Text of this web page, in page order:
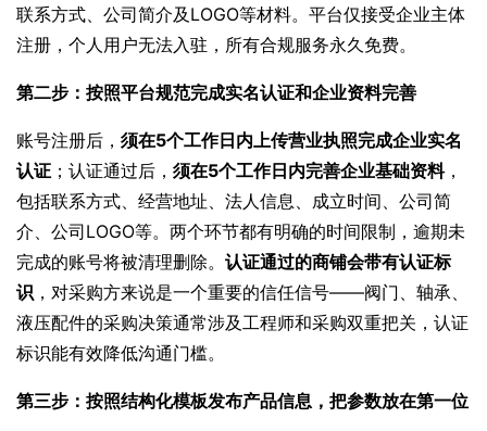
联系方式、公司简介及LOGO等材料。平台仅接受企业主体
注册，个人用户无法入驻，所有合规服务永久免费。
第二步：按照平台规范完成实名认证和企业资料完善
账号注册后， 须在5个工作日内上传营业执照完成企业实名
认证 ；认证通过后， 须在5个工作日内完善企业基础资料，
包括联系方式、经营地址、法人信息、成立时间、公司简
介、公司LOGO等。两个环节都有明确的时间限制，逾期未
完成的账号将被清理删除。 认证通过的商铺会带有认证标
识 ，对采购方来说是一个重要的信任信号——阀门、轴承、
液压配件的采购决策通常涉及工程师和采购双重把关，认证
标识能有效降低沟通门槛。
第三步：按照结构化模板发布产品信息，把参数放在第一位